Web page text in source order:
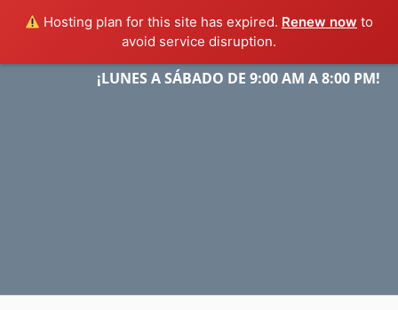
Hosting plan for this site has expired. Renew now to
avoid service disruption.
¡LUNES A SÁBADO DE 9:00 AM A 8:00 PM!
Menu